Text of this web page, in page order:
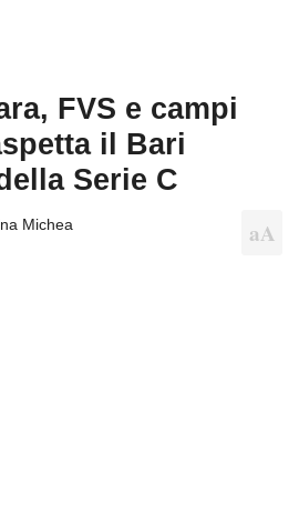
FVS e campi
il Bari
Serie C
Michea